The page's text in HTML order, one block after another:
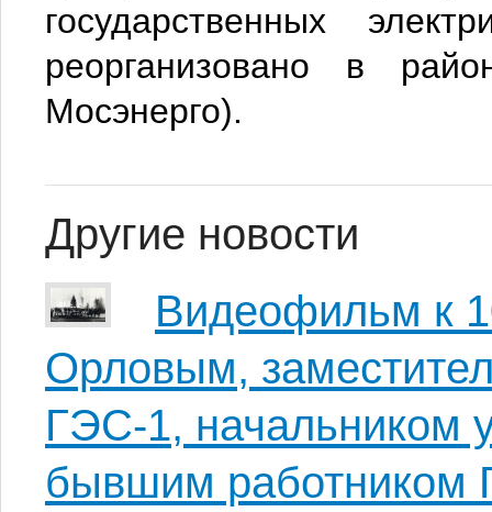
государственных
реорганизовано в
Мосэнерго).
Другие новости
Видеофильм к
Орловым,
ГЭС-1, начальником
бывшим работником